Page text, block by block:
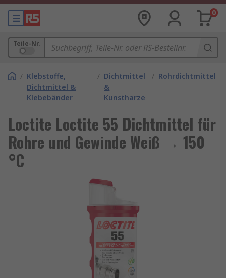
0
Teile-Nr.
/ Klebstoffe,
Dichtmittel &
Klebebänder
/ Dichtmittel
&
Kunstharze
/ Rohrdichtmittel
Loctite Loctite 55 Dichtmittel für
Rohre und Gewinde Weiß → 150
°C